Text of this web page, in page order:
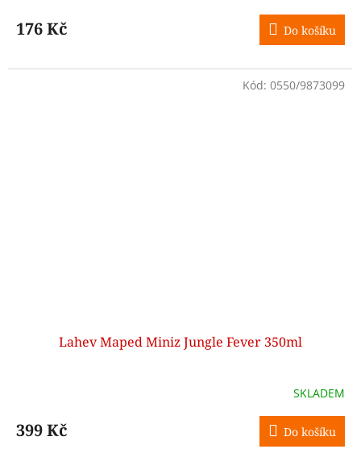
176 Kč Do košíku
Lahev Maped Miniz Jungle Fever 350ml
SKLADEM
399 Kč Do košíku
Kód: 0550/9873099